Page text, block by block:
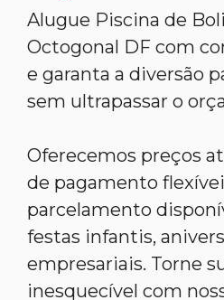
Alugue Piscina de
Octogonal DF com
e garanta a diversão
sem ultrapassar o
Oferecemos preços
de pagamento
parcelamento
festas infantis,
empresariais. Torne
inesquecível com